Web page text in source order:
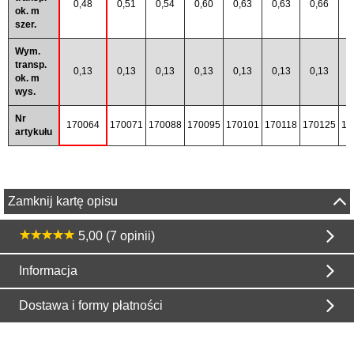
ok. m
szer.
0,48 0,51 0,54 0,60 0,63 0,63 0,66
Wym.
transp.
ok. m
wys.
0,13 0,13 0,13 0,13 0,13 0,13 0,13
Nr
artykułu
170064 170071 170088 170095 170101 170118 170125
Zamknij kartę opisu
5,00 (7 opinii)
Informacja
Dostawa i formy płatności